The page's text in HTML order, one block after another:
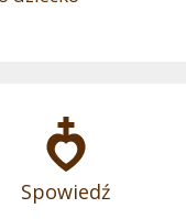
Spowiedź